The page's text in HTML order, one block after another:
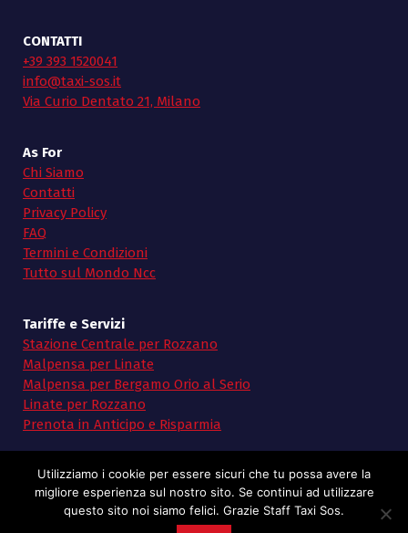
CONTATTI
+39 393 1520041
info@taxi-sos.it
Via Curio Dentato 21, Milano
As For
Chi Siamo
Contatti
Privacy Policy
FAQ
Termini e Condizioni
Tutto sul Mondo Ncc
Tariffe e Servizi
Stazione Centrale per Rozzano
Malpensa per Linate
Malpensa per Bergamo Orio al Serio
Linate per Rozzano
Prenota in Anticipo e Risparmia
Utilizziamo i cookie per essere sicuri che tu possa avere la
migliore esperienza sul nostro sito. Se continui ad utilizzare
questo sito noi siamo felici. Grazie Staff Taxi Sos.